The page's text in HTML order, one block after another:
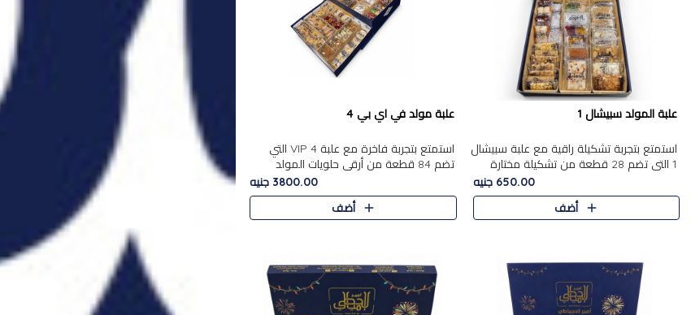
علبة المولد سبيشال 1
استمتع بتجربة تشكيلة راقية مع علبة سبيشال
1 التي تضم 28 قطعة من تشكيلة مختارة
بعناية من أفخر حلويات المولد المصرية
الأصلية الشرقية. تحتوي ال..
650.00 جنيه
أضف
علبة مولد في اي بي 4
استمتع بتجربة فاخرة مع علبة VIP 4 التي
تضم 84 قطعة من أرقى حلويات المولد
الشرقية، في تشكيلة غنية تجمع بين الحلويات
التقليدية والمكسرات الفاخرة. تحتوي العلبة
3800.00 جنيه
أضف